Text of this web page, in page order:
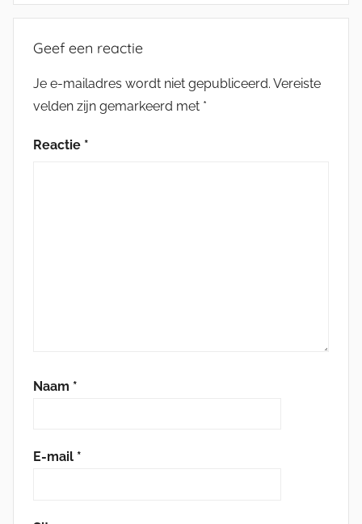
Geef een reactie
Je e-mailadres wordt niet gepubliceerd. Vereiste
velden zijn gemarkeerd met *
Reactie *
Naam *
E-mail *